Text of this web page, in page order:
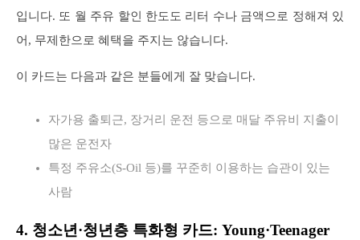
입니다. 또 월 주유 할인 한도도 리터 수나 금액으로 정해져 있
어, 무제한으로 혜택을 주지는 않습니다.
이 카드는 다음과 같은 분들에게 잘 맞습니다.
자가용 출퇴근, 장거리 운전 등으로 매달 주유비 지출이
많은 운전자
특정 주유소(S-Oil 등)를 꾸준히 이용하는 습관이 있는
사람
4. 청소년·청년층 특화형 카드: Young·Teenager